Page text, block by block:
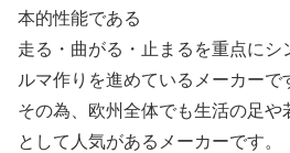
本的性能である
走る・曲がる・止まるを重点にシ
ルマ作りを進めているメーカーで
その為、欧州全体でも生活の足や
として人気があるメーカーです。